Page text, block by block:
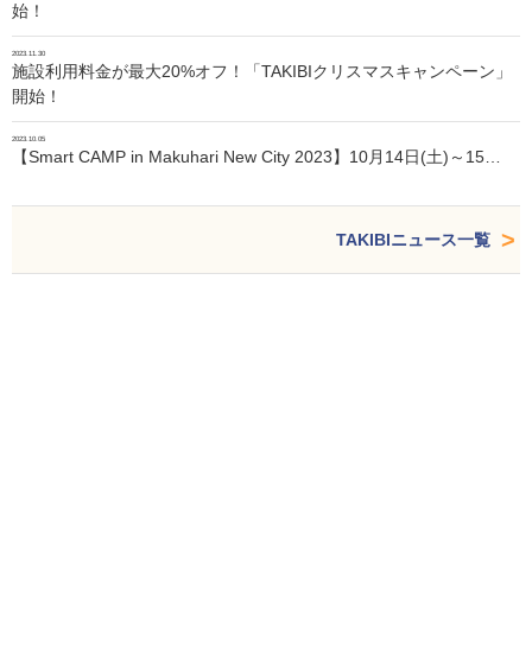
始！
2023.11.30
施設利用料金が最大20%オフ！「TAKIBIクリスマスキャンペーン」
開始！
2023.10.05
【Smart CAMP in Makuhari New City 2023】10月14日(土)～15…
TAKIBIニュース一覧